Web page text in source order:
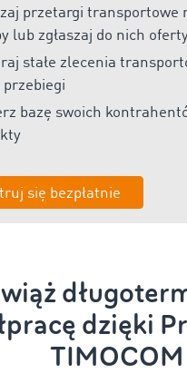
przetargi transportowe
lub zgłaszaj do nich
stałe zlecenia
przebiegi
bazę swoich
się bezpłatnie
dzięki
TIMOCOM